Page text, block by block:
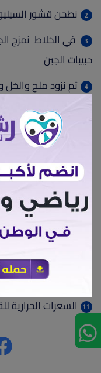
نطحن قشور
في الخلاط نمزج
حبيبات الجبن
ثم نزود ملح والخل
نضع السيليوم
السوائل
نجهز صينية
نقسم العجين
نرش حبة البركة
نطفئ الفرن ولا
السعرات الحرارية للقطعة